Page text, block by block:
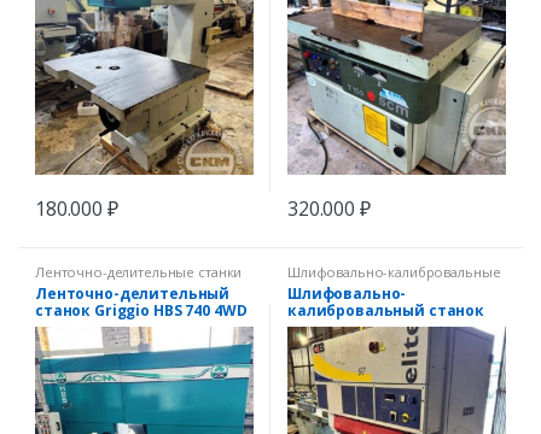
180.000 ₽ 320.000 ₽
Ленточно-делительные станки
Ленточно-делительный
станок Griggio HBS 740 4WD
Шлифовально-калибровальные
станки
Шлифовально-
калибровальный станок
CB 97 Elite